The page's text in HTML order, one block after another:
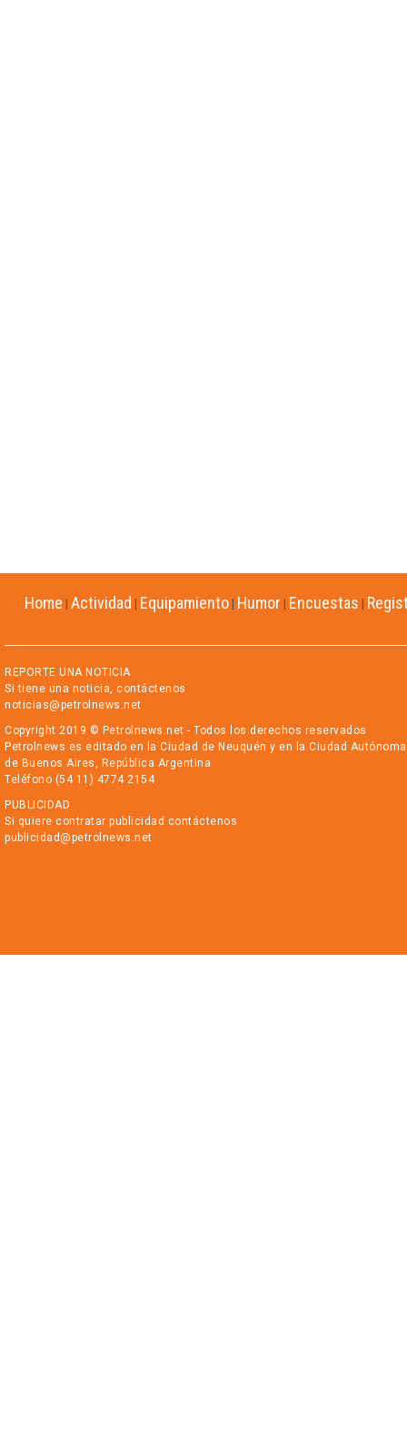
Home Actividad Equipamiento Humor Encuestas
REPORTE UNA NOTICIA
Si tiene una noticia, contáctenos
noticias@petrolnews.net
Copyright 2019 © Petrolnews.net - Todos los derechos reservados
Petrolnews es editado en la Ciudad de Neuquén y en la Ciudad Autónoma
de Buenos Aires, República Argentina
Teléfono (54 11) 4774 2154
PUBLICIDAD
Si quiere contratar publicidad contáctenos
publicidad@petrolnews.net